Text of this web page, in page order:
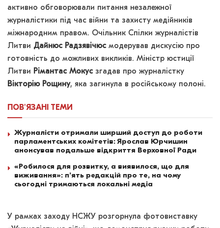
активно обговорювали питання незалежної
журналістики під час війни та захисту медійників
міжнародним правом. Очільник Спілки журналістів
Литви Дайнюс Радзявічюсмодерував дискусію про
готовність до можливих викликів. Міністр юстиції
Литви Рімантас Мокусзгадав про журналістку
Вікторію Рощину, яка загинула в російському полоні.
ПОВ'ЯЗАНІ ТЕМИ
Журналісти отримали ширший доступ до роботи
парламентських комітетів: Ярослав Юрчишин
анонсував подальше відкриття Верховної Ради
«Робилося для розвитку, а виявилося, що для
виживання»: п’ять редакцій про те, на чому
сьогодні тримаються локальні медіа
У рамках заходу НСЖУ розгорнула фотовиставку